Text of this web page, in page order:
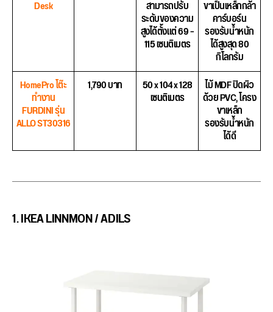
Desk สามารถปรับ
ระดับของความ
สูงได้ตั้งแต่ 69 –
115 เซนติเมตร
ขาเป็นเหล็กกล้า
คาร์บอร์น
รองรับน้ำหนัก
ได้สูงสุด 80
กิโลกรัม
HomePro โต๊ะ
ทำงาน
FURDINI รุ่น
ALLO ST30316
1,790 บาท 50 x 104 x 128
เซนติเมตร
ไม้ MDF ปิดผิว
ด้วย PVC, โครง
ขาเหล็ก
รองรับน้ำหนัก
ได้ดี
1. IKEA LINNMON / ADILS